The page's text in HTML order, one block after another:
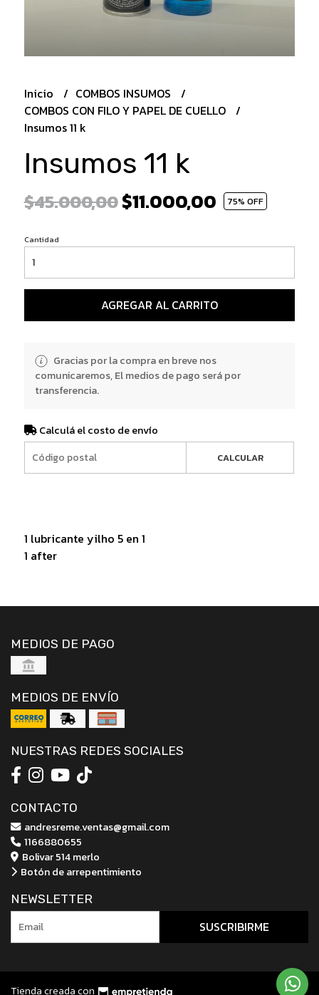
Inicio
COMBOS INSUMOS
COMBOS CON FILO Y PAPEL DE CUELLO
Insumos 11 k
Insumos 11 k
$45.000,00$11.000,00 75% OFF
Cantidad
AGREGAR AL CARRITO
Gracias por la compra en breve nos
comunicaremos, El medios de pago será por
transferencia.
Calculá el costo de envío
CALCULAR
1 lubricante yilho 5 en 1
1 after
MEDIOS DE PAGO
MEDIOS DE ENVÍO
NUESTRAS REDES SOCIALES
CONTACTO
andresreme.ventas@gmail.com
1166880655
Bolivar 514 merlo
Botón de arrepentimiento
NEWSLETTER
SUSCRIBIRME
Tienda creada con